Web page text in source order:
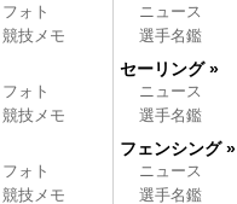
フォト
競技メモ
フォト
競技メモ
フォト
競技メモ
ニュース
選手名鑑
セーリング »
ニュース
選手名鑑
フェンシング »
ニュース
選手名鑑